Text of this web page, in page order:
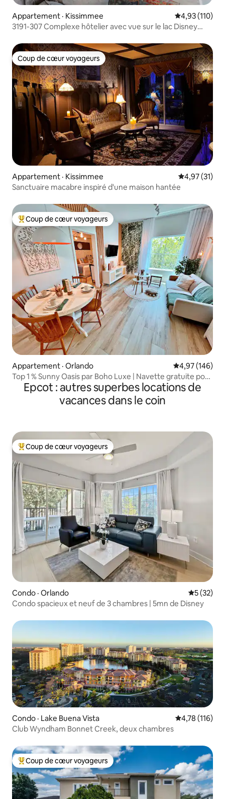
Appartement · Kissimmee Note
4,93 (110)
3191-307 Complexe hôtelier avec vue sur le lac Disney
Coup de cœur voyageurs
Coup de cœur voyageurs
Appartement · Kissimmee Note
4,97 (31)
Sanctuaire macabre inspiré d'une maison hantée
Coup de cœur voyageurs parmi les plus aimés
Coup de cœur voyageurs
Appartement · Orlando Note
4,97 (146)
Top 1 % Sunny Oasis par Boho Luxe | Navette gratuite pour
les stationnements
Epcot : autres superbes locations de
vacances dans le coin
Coup de cœur voyageurs parmi les plus aimés
Coup de cœur voyageurs
Condo · Orlando Note
5 (32)
Condo spacieux et neuf de 3 chambres | 5mn de Disney
Condo · Lake Buena Vista Note
4,78 (116)
Club Wyndham Bonnet Creek, deux chambres
Coup de cœur voyageurs parmi les plus aimés
Coup de cœur voyageurs